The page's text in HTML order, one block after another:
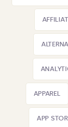
APPAREL
APP